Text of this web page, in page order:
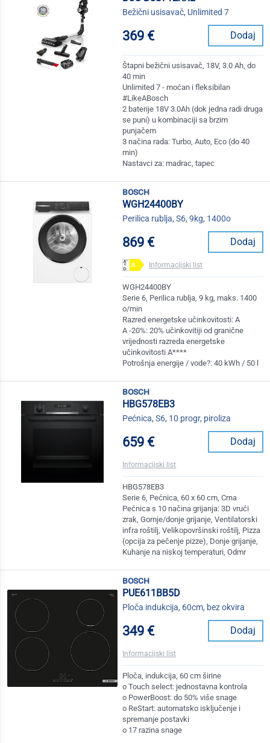
Bežični usisavač, Unlimited 7
369 € Dodaj
Štapni bežični usisavač, 18V, 3.0 Ah, do
40 min
Unlimited 7 - moćan i fleksibilan
#LikeABosch
2 baterije 18V 3.0Ah (dok jedna radi druga
se puni) u kombinaciji sa brzim
punjačem
3 načina rada: Turbo, Auto, Eco (do 40
min)
Nastavci za: madrac, tapec
bosch
WGH24400BY
Perilica rublja, S6, 9kg, 1400o
869 € Dodaj
Informacijski list
WGH24400BY
Serie 6, Perilica rublja, 9 kg, maks. 1400
o/min
Razred energetske učinkovitosti: A
A -20%: 20% učinkovitiji od granične
vrijednosti razreda energetske
učinkovitosti A****
Potrošnja energije / vode?: 40 kWh / 50 l
bosch
HBG578EB3
Pećnica, S6, 10 progr, piroliza
659 € Dodaj
Informacijski list
HBG578EB3
Serie 6, Pećnica, 60 x 60 cm, Crna
Pećnica s 10 načina grijanja: 3D vrući
zrak, Gornje/donje grijanje, Ventilatorski
infra roštilj, Velikopovršinski roštilj, Pizza
(opcija za pečenje pizze), Donje grijanje,
Kuhanje na niskoj temperaturi, Odmr
bosch
PUE611BB5D
Ploča indukcija, 60cm, bez okvira
349 € Dodaj
Informacijski list
Ploča, indukcija, 60 cm širine
o Touch select: jednostavna kontrola
o PowerBoost: do 50% više snage
o ReStart: automatsko isključenje i
spremanje postavki
o 17 razina snage